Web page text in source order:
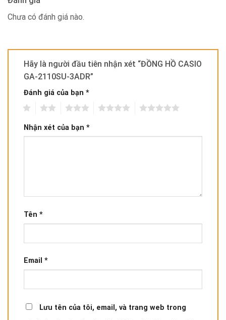
Chưa có đánh giá nào.
Hãy là người đầu tiên nhận xét “ĐỒNG HỒ CASIO
GA-2110SU-3ADR”
Đánh giá của bạn *
Nhận xét của bạn *
Tên *
Email *
Lưu tên của tôi, email, và trang web trong